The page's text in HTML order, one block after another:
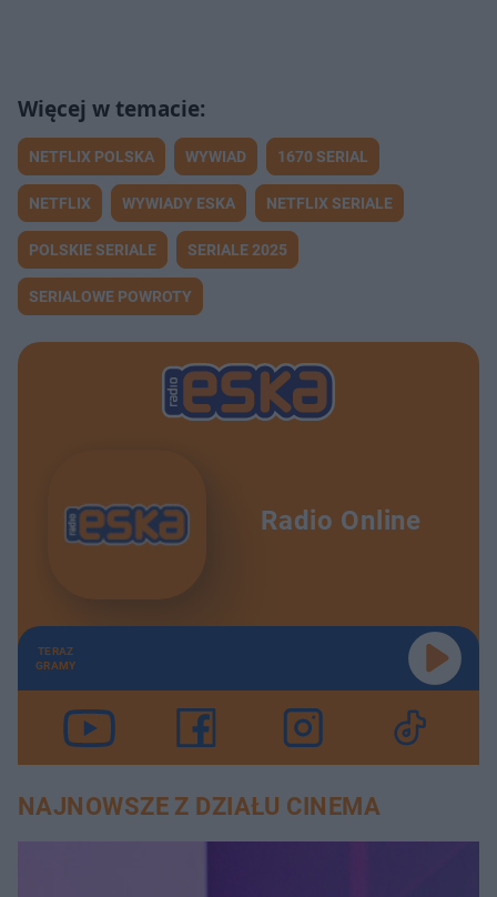
NETFLIX POLSKA WYWIAD 1670 SERIAL
NETFLIX WYWIADY ESKA NETFLIX SERIALE
POLSKIE SERIALE SERIALE 2025
SERIALOWE POWROTY
Radio Online
TERAZ
GRAMY
NAJNOWSZE Z DZIAŁU CINEMA